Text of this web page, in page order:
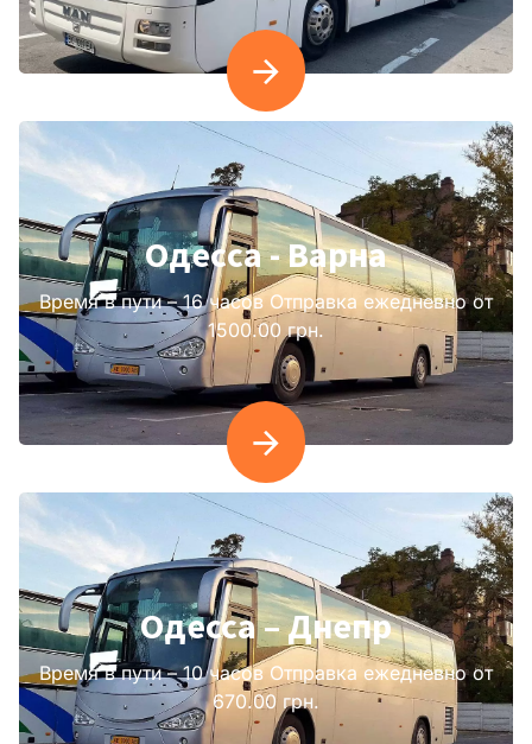
Одесcа - Варна
Время в пути – 16 часов Отправка ежедневно от
1500.00 грн.
Одесса – Днепр
Время в пути – 10 часов Отправка ежедневно от
670.00 грн.